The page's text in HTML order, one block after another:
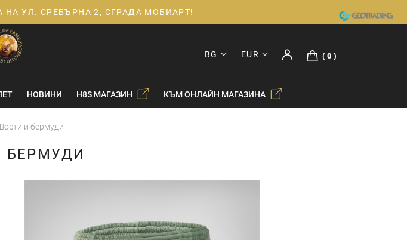
НА УЛ. СРЕБЪРНА 2, СГРАДА МОБИАРТ!
BG EUR 0
НОВИНИ H8S МАГАЗИН КЪМ ОНЛАЙН МАГАЗИНА
и бермуди
БЕРМУДИ